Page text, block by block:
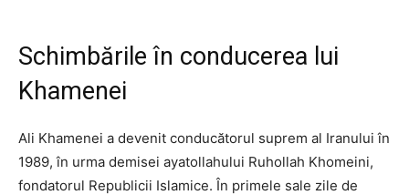
Schimbările în conducerea lui
Khamenei
Ali Khamenei a devenit conducătorul suprem al Iranului în
1989, în urma demisei ayatollahului Ruhollah Khomeini,
fondatorul Republicii Islamice. În primele sale zile de